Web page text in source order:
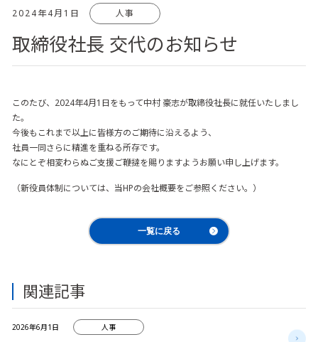
2024年4月1日 人事
取締役社長 交代のお知らせ
このたび、2024年4月1日をもって中村 豪志が取締役社長に就任いたしまし
た。
今後もこれまで以上に皆様方のご期待に沿えるよう、
社員一同さらに精進を重ねる所存です。
なにとぞ相変わらぬご支援ご鞭撻を賜りますようお願い申し上げます。
（新役員体制については、当HPの会社概要をご参照ください。）
一覧に戻る
関連記事
2026年6月1日 人事